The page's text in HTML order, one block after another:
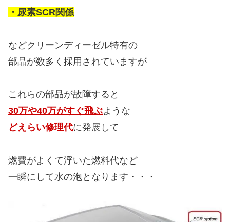
・尿素SCR関係
などクリーンディーゼル特有の
部品が数多く採用されていますが
これらの部品が故障すると
30万や40万がすぐ飛ぶような
どえらい修理代に発展して
燃費がよくて浮いた燃料代など
一瞬にして水の泡となります・・・